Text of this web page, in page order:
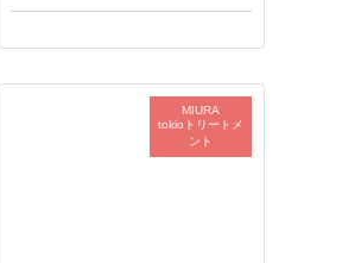
MIURA
tokioトリートメ
ント